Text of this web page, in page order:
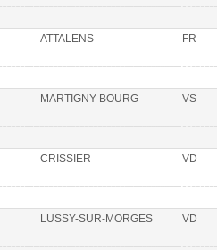
ATTALENS FR
MARTIGNY-BOURG VS
CRISSIER VD
LUSSY-SUR-MORGES VD